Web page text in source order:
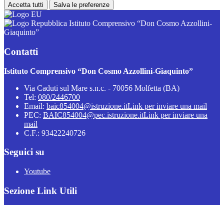
Accetta tutti Salva le preferenze
Istituto Comprensivo “Don Cosmo Azzollini-
Giaquinto”
Contatti
Istituto Comprensivo “Don Cosmo Azzollini-Giaquinto”
Via Caduti sul Mare s.n.c. - 70056 Molfetta (BA)
Tel: 080/2446700
Email: baic854004@istruzione.itLink per inviare una mail
PEC: BAIC854004@pec.istruzione.itLink per inviare una
mail
C.F.: 93422240726
Seguici su
Youtube
Sezione Link Utili